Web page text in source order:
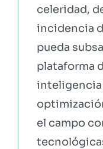
celeridad,
incidencia
pueda
plataforma
inteligencia
el campo